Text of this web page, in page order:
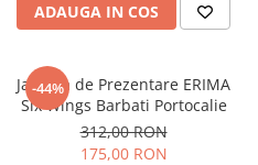
ADAUGA IN COS
-44%
Jacheta de Prezentare ERIMA
Six Wings Barbati Portocalie
312,00 RON
175,00 RON